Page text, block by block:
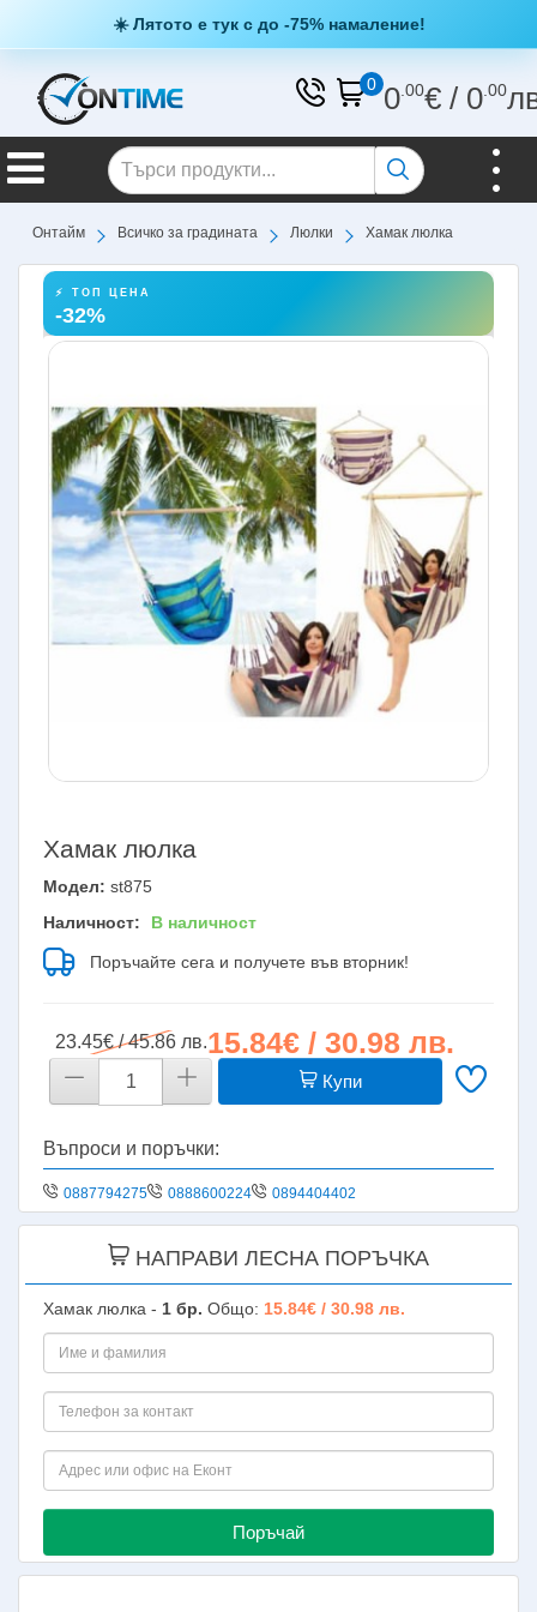
☀️ Лятото е тук с до -75% намаление!
0 0.00€/ 0.00
Онтайм Всичко за градината Люлки Хамак люлка
⚡ ТОП ЦЕНА
-32%
Хамак люлка
Модел: st875
Наличност:
В наличност
Поръчайте сега и получете във вторник!
23.45€ / 45.86 лв.15.84€ / 30.98 лв.
Купи
Въпроси и поръчки:
0887794275 0888600224 0894404402
НАПРАВИ ЛЕСНА ПОРЪЧКА
Хамак люлка - 1 бр. Общо: 15.84€ / 30.98 лв.
Поръчай